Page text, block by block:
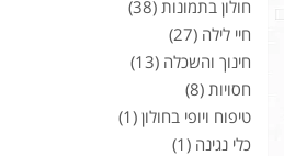
חולון בתמונות (38)
חיי לילה (27)
חינוך והשכלה (13)
חסויות (8)
טיפוח ויופי בחולון (1)
כלי נגינה (1)